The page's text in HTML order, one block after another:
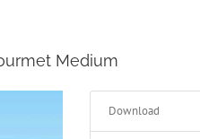
Medium
Download